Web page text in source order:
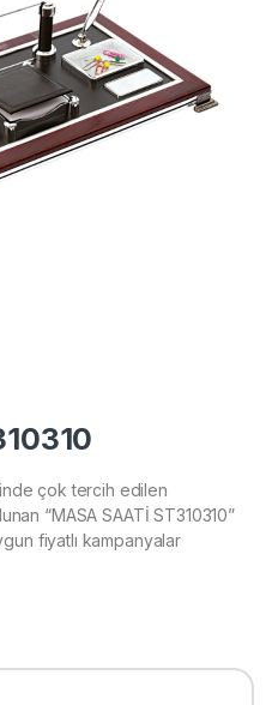
çok tercih edilen
“MASA SAATİ ST310310”
fiyatlı kampanyalar